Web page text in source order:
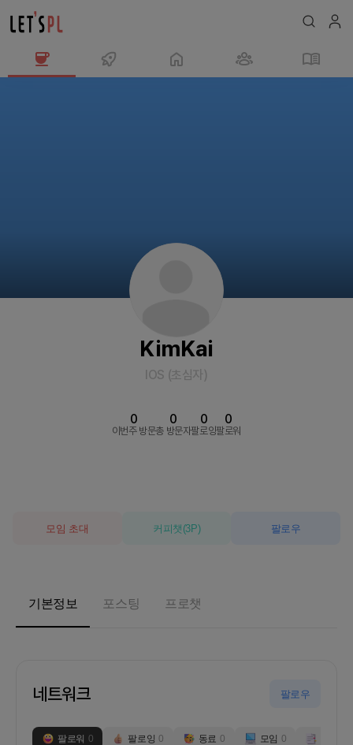
KimKai
IOS (초심자 )
이번주 방문
0
총 방문자
0
팔로잉
0
팔로워
0
모임 초대 커피챗 (3P) 팔로우
기본정보 포스팅 프로챗
네트워크 팔로우
팔로워 0 팔로잉 0 동료 0 모임 0